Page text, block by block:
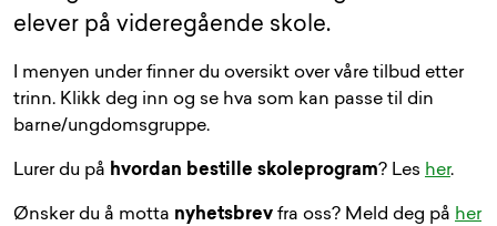
elever på videregående skole.
I menyen under finner du oversikt over våre tilbud etter
trinn. Klikk deg inn og se hva som kan passe til din
barne/ungdomsgruppe.
Lurer du på hvordan bestille skoleprogram? Les her.
Ønsker du å motta nyhetsbrev fra oss? Meld deg på her